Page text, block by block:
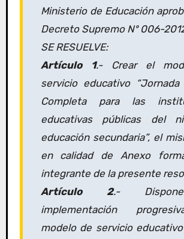
Ministerio de Educación
Decreto Supremo Nº 006-
SE RESUELVE:
Artículo 1.- Crear el
servicio educativo “Jornada
Completa para las
educativas públicas del
educación secundaria”, el
en calidad de Anexo
integrante de la presente
Artículo 2.-
implementación
modelo de servicio